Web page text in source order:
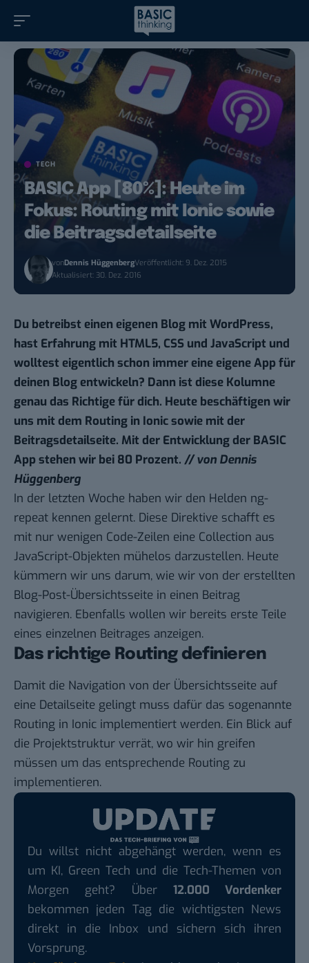
TECH
BASIC App [80%]: Heute im
Fokus: Routing mit Ionic sowie
die Beitragsdetailseite
vonDennis HüggenbergVeröffentlicht: 9. Dez. 2015
Aktualisiert: 30. Dez. 2016
Du betreibst einen eigenen Blog mit WordPress,
hast Erfahrung mit HTML5, CSS und JavaScript und
wolltest eigentlich schon immer eine eigene App für
deinen Blog entwickeln? Dann ist diese Kolumne
genau das Richtige für dich. Heute beschäftigen wir
uns mit dem Routing in Ionic sowie mit der
Beitragsdetailseite. Mit der Entwicklung der BASIC
App stehen wir bei 80 Prozent. // von Dennis
Hüggenberg
In der letzten Woche haben wir den Helden ng-
repeat kennen gelernt. Diese Direktive schafft es
mit nur wenigen Code-Zeilen eine Collection aus
JavaScript-Objekten mühelos darzustellen. Heute
kümmern wir uns darum, wie wir von der erstellten
Blog-Post-Übersichtsseite in einen Beitrag
navigieren. Ebenfalls wollen wir bereits erste Teile
eines einzelnen Beitrages anzeigen.
Das richtige Routing definieren
Damit die Navigation von der Übersichtsseite auf
eine Detailseite gelingt muss dafür das sogenannte
Routing in Ionic implementiert werden. Ein Blick auf
die Projektstruktur verrät, wo wir hin greifen
müssen um das entsprechende Routing zu
implementieren.
Du willst nicht abgehängt werden, wenn es
um KI, Green Tech und die Tech-Themen von
Morgen geht? Über 12.000 Vordenker
bekommen jeden Tag die wichtigsten News
direkt in die Inbox und sichern sich ihren
Vorsprung.